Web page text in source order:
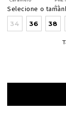
Selecione o
34 36 38